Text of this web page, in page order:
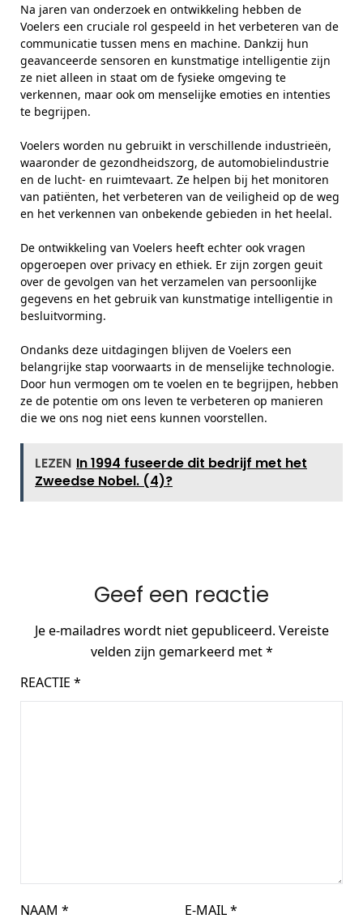
Na jaren van onderzoek en ontwikkeling hebben de
Voelers een cruciale rol gespeeld in het verbeteren van de
communicatie tussen mens en machine. Dankzij hun
geavanceerde sensoren en kunstmatige intelligentie zijn
ze niet alleen in staat om de fysieke omgeving te
verkennen, maar ook om menselijke emoties en intenties
te begrijpen.
Voelers worden nu gebruikt in verschillende industrieën,
waaronder de gezondheidszorg, de automobielindustrie
en de lucht- en ruimtevaart. Ze helpen bij het monitoren
van patiënten, het verbeteren van de veiligheid op de weg
en het verkennen van onbekende gebieden in het heelal.
De ontwikkeling van Voelers heeft echter ook vragen
opgeroepen over privacy en ethiek. Er zijn zorgen geuit
over de gevolgen van het verzamelen van persoonlijke
gegevens en het gebruik van kunstmatige intelligentie in
besluitvorming.
Ondanks deze uitdagingen blijven de Voelers een
belangrijke stap voorwaarts in de menselijke technologie.
Door hun vermogen om te voelen en te begrijpen, hebben
ze de potentie om ons leven te verbeteren op manieren
die we ons nog niet eens kunnen voorstellen.
LEZEN In 1994 fuseerde dit bedrijf met het
Zweedse Nobel. (4)?
Geef een reactie
Je e-mailadres wordt niet gepubliceerd. Vereiste
velden zijn gemarkeerd met*
REACTIE *
NAAM * E-MAIL*